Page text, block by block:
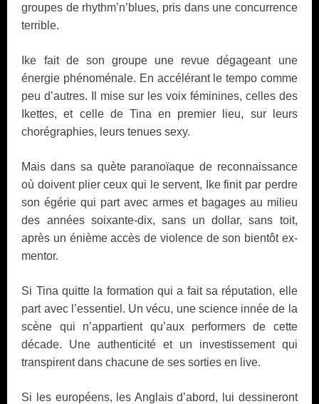
groupes de rhythm’n’blues, pris dans une concurrence
terrible.
Ike fait de son groupe une revue dégageant une
énergie phénoménale. En accélérant le tempo comme
peu d’autres. Il mise sur les voix féminines, celles des
Ikettes, et celle de Tina en premier lieu, sur leurs
chorégraphies, leurs tenues sexy.
Mais dans sa quète paranoïaque de reconnaissance
où doivent plier ceux qui le servent, Ike finit par perdre
son égérie qui part avec armes et bagages au milieu
des années soixante-dix, sans un dollar, sans toit,
après un énième accès de violence de son bientôt ex-
mentor.
Si Tina quitte la formation qui a fait sa réputation, elle
part avec l’essentiel. Un vécu, une science innée de la
scène qui n’appartient qu’aux performers de cette
décade. Une authenticité et un investissement qui
transpirent dans chacune de ses sorties en live.
Si les européens, les Anglais d’abord, lui dessineront